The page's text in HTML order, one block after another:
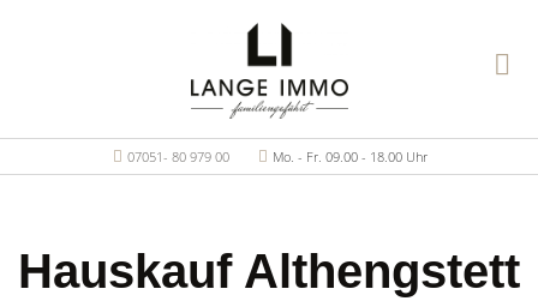
07051- 80 979 00 Mo. - Fr. 09.00 - 18.00 Uhr
Hauskauf Althengstett